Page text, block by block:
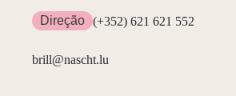
Direção (+352) 621 621 552
brill@nascht.lu